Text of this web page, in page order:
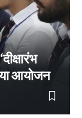
आयोजन